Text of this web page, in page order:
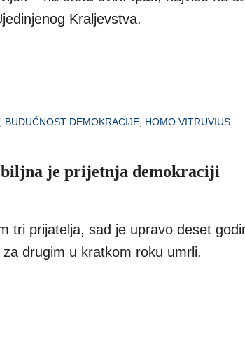
Kraljevstva.
, BUDUĆNOST DEMOKRACIJE HOMO VITRUVIUS
je prijetnja demokraciji
tri prijatelja, sad je upravo deset
drugim u kratkom roku umrli.